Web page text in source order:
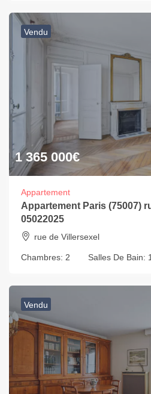
Vendu
1 365 000€
Appartement
Appartement Paris (75007)
05022025
rue de Villersexel
Chambres: 2 Salles De Bain: 1
Vendu